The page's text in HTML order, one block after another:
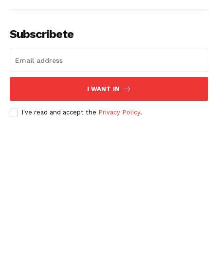
Menú
Subscribete
I WANT IN
I've read and accept the Privacy Policy.